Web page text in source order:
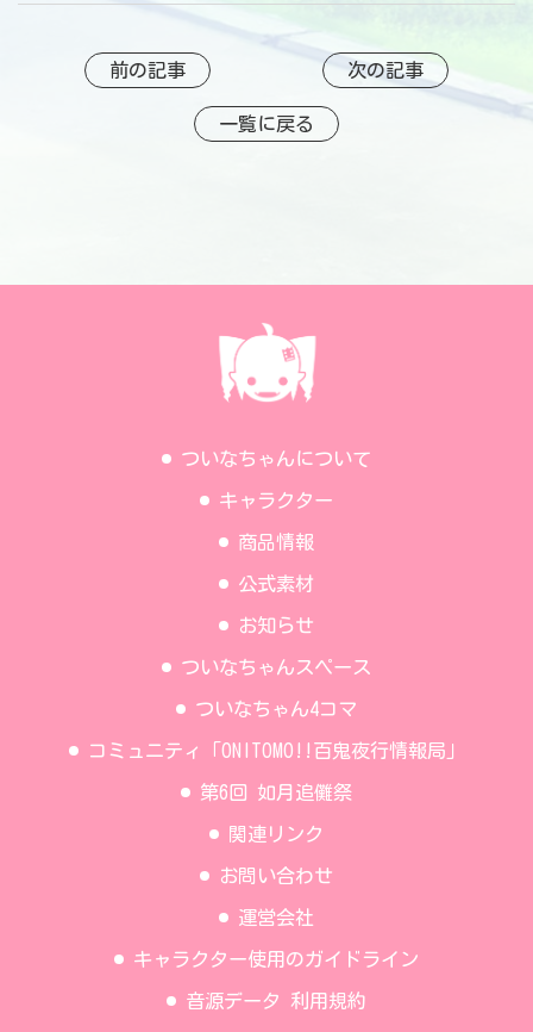
前の記事 次の記事
一覧に戻る
ついなちゃんについて
キャラクター
商品情報
公式素材
お知らせ
ついなちゃんスペース
ついなちゃん4コマ
コミュニティ「ONITOMO!!百鬼夜行情報局」
第6回 如月追儺祭
関連リンク
お問い合わせ
運営会社
キャラクター使用のガイドライン
音源データ 利用規約